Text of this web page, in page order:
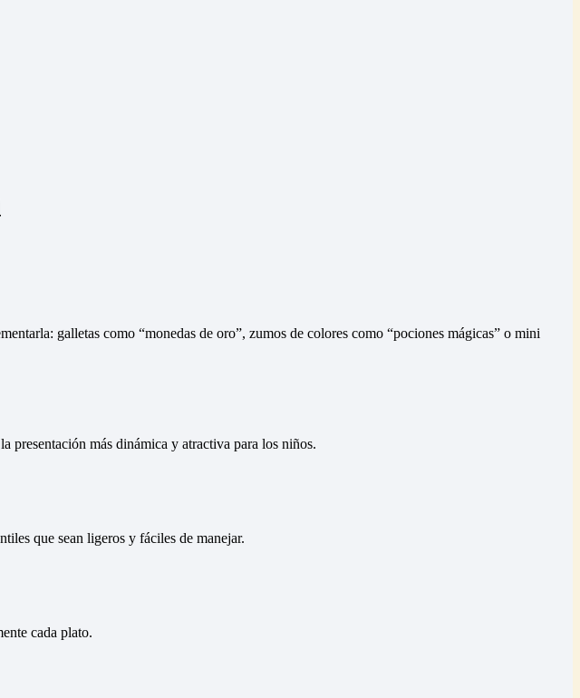
galletas como “monedas de oro”, zumos de colores como “pociones mágicas” o mini
presentación más dinámica y atractiva para los niños.
que sean ligeros y fáciles de manejar.
cada plato.